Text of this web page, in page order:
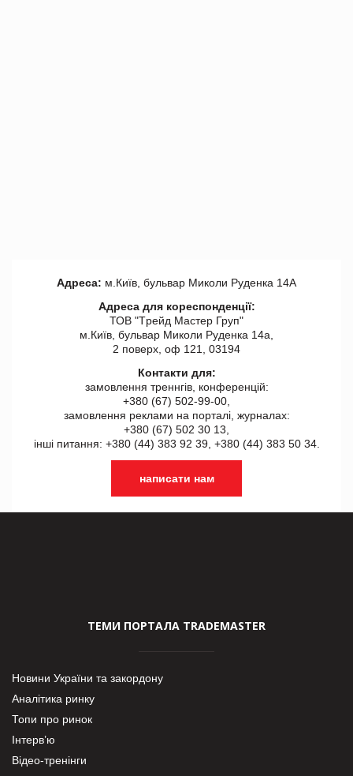
Адреса: м.Київ, бульвар Миколи Руденка 14А
Адреса для кореспонденції:
ТОВ "Tрейд Мастер Груп"
м.Київ, бульвар Миколи Руденка 14а,
2 поверх, оф 121, 03194
Контакти для:
замовлення треннгів, конференцій:
+380 (67) 502-99-00,
замовлення реклами на порталі, журналах:
+380 (67) 502 30 13,
інші питання: +380 (44) 383 92 39, +380 (44) 383 50 34.
написати нам
ТЕМИ ПОРТАЛА TRADEMASTER
Новини України та закордону
Аналітика ринку
Топи про ринок
Інтерв’ю
Відео-тренінги